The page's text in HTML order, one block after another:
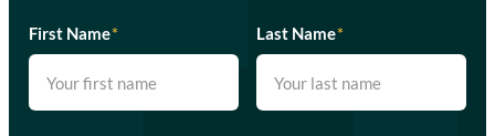
First Name* Last Name*